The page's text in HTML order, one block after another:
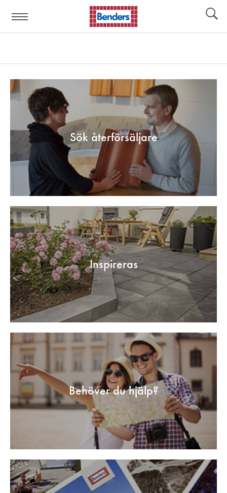
Sök återförsäljare
Inspireras
Behöver du hjälp?